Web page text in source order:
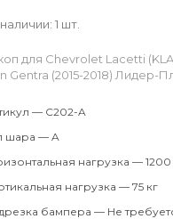
1 шт.
для Chevrolet Lacetti
Gentra (2015-2018) Лидер-
— C202-A
шара — A
нагрузка — 1200
нагрузка — 75 кг
бампера — Не